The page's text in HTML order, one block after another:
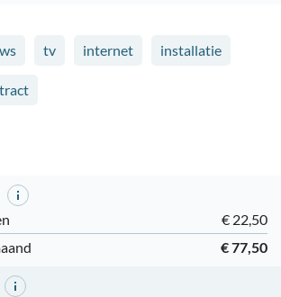
tv internet installatie
€ 22,50
€ 77,50